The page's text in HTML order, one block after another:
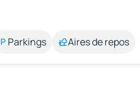
Parkings Aires de repos